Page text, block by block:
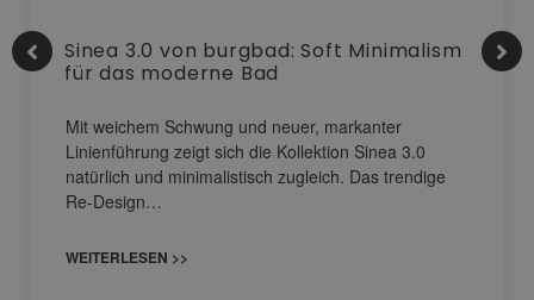
Sinea 3.0 von burgbad: Soft Minimalism
für das moderne Bad
Mit weichem Schwung und neuer, markanter
Linienführung zeigt sich die Kollektion Sinea 3.0
natürlich und minimalistisch zugleich. Das trendige
Re-Design…
WEITERLESEN >>